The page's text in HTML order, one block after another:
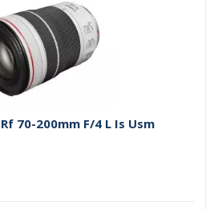
70-200mm F/4 L Is Usm